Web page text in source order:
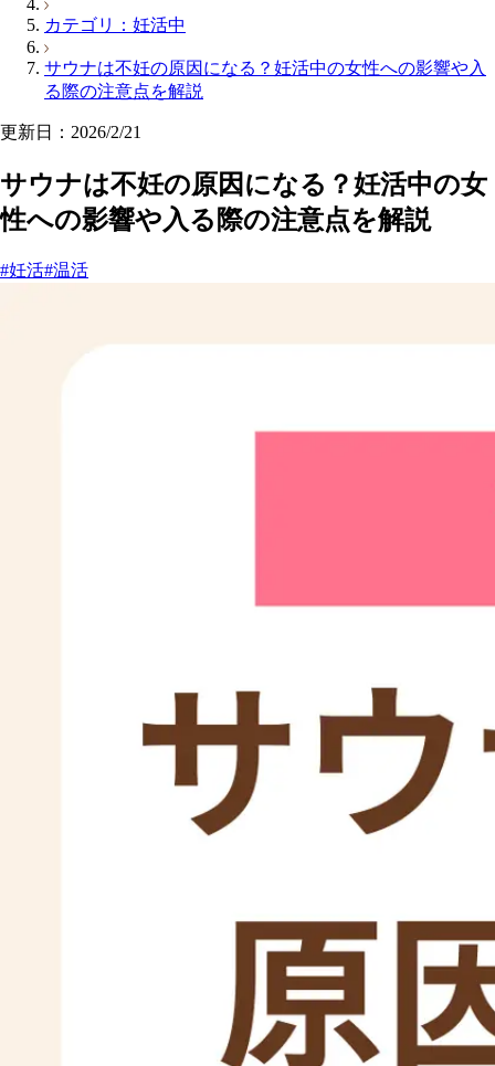
カテゴリ：妊活中
サウナは不妊の原因になる？妊活中の女性への影響や入
る際の注意点を解説
更新日：2026/2/21
サウナは不妊の原因になる？妊活中の女
性への影響や入る際の注意点を解説
#妊活#温活